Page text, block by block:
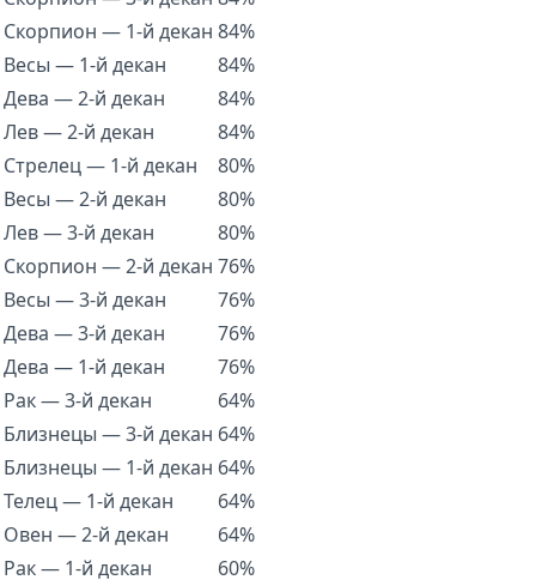
Скорпион — 1-й декан 84%
Весы — 1-й декан
84%
Дева — 2-й декан
84%
Лев — 2-й декан
84%
Стрелец — 1-й декан
80%
Весы — 2-й декан
80%
Лев — 3-й декан
80%
Скорпион — 2-й декан 76%
Весы — 3-й декан
76%
Дева — 3-й декан
76%
Дева — 1-й декан
76%
Рак — 3-й декан
64%
Близнецы — 3-й декан 64%
Близнецы — 1-й декан 64%
Телец — 1-й декан
64%
Овен — 2-й декан
64%
Рак — 1-й декан
60%